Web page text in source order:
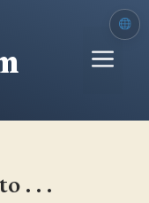
. . .